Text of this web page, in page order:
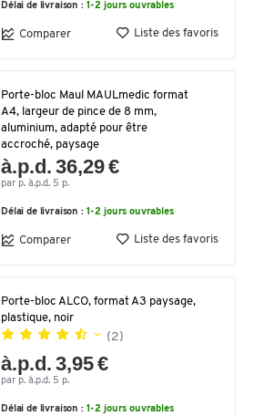
Délai de livraison : 1-2 jours ouvrables
Comparer Liste des favoris
Porte-bloc Maul MAULmedic format
A4, largeur de pince de 8 mm,
aluminium, adapté pour être
accroché, paysage
à.p.d. 36,29 €
par p. à.p.d. 5 p.
Délai de livraison : 1-2 jours ouvrables
Comparer Liste des favoris
Porte-bloc ALCO, format A3 paysage,
plastique, noir
(2)
à.p.d. 3,95 €
par p. à.p.d. 5 p.
Délai de livraison : 1-2 jours ouvrables